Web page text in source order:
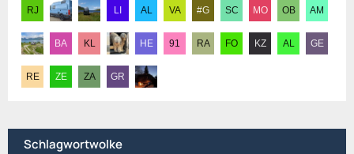
Schlagwortwolke